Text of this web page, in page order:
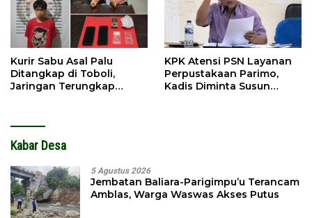
Kurir Sabu Asal Palu
Ditangkap di Toboli,
Jaringan Terungkap
KPK Atensi PSN Layanan
Perpustakaan Parimo,
Kadis Diminta Susun
Kabar Desa
5 Agustus 2026
Jembatan Baliara-Parigimpu’u Terancam
Amblas, Warga Waswas Akses Putus